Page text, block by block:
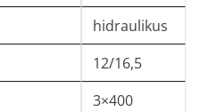
hidraulikus
12/16,5
3×400